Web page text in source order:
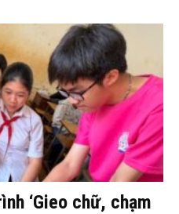
‘Gieo chữ, chạm